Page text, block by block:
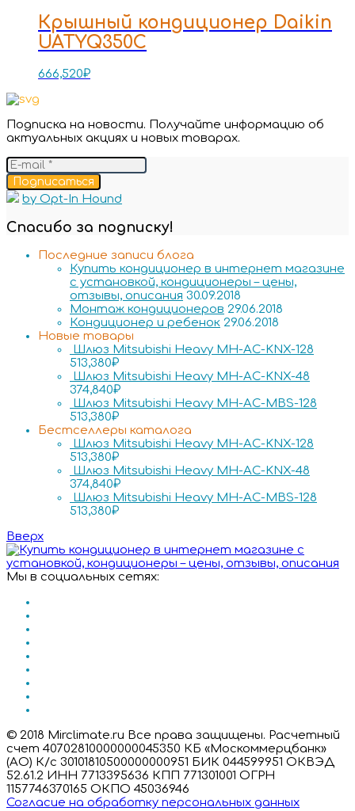
Крышный кондиционер Daikin
UATYQ350C
666,520₽
Подписка на новости. Получайте информацию об
актуальных акциях и новых товарах.
Подписаться
by Opt-In Hound
Спасибо за подписку!
Последние записи блога
Купить кондиционер в интернет магазине
с установкой, кондиционеры – цены,
отзывы, описания 30.09.2018
Монтаж кондиционеров 29.06.2018
Кондиционер и ребенок 29.06.2018
Новые товары
Шлюз Mitsubishi Heavy MH-AC-KNX-128
513,380₽
Шлюз Mitsubishi Heavy MH-AC-KNX-48
374,840₽
Шлюз Mitsubishi Heavy MH-AC-MBS-128
513,380₽
Бестселлеры каталога
Шлюз Mitsubishi Heavy MH-AC-KNX-128
513,380₽
Шлюз Mitsubishi Heavy MH-AC-KNX-48
374,840₽
Шлюз Mitsubishi Heavy MH-AC-MBS-128
513,380₽
Вверх
Мы в социальных сетях:
© 2018 Mirclimate.ru Все права защищены. Расчетный
счет 40702810000000045350 КБ «Москоммерцбанк»
(АО) К/с 30101810500000000951 БИК 044599951 ОКВЭД
52.61.2 ИНН 7713395636 КПП 771301001 ОГРН
1157746370165 ОКПО 45036946
Согласие на обработку персональных данных